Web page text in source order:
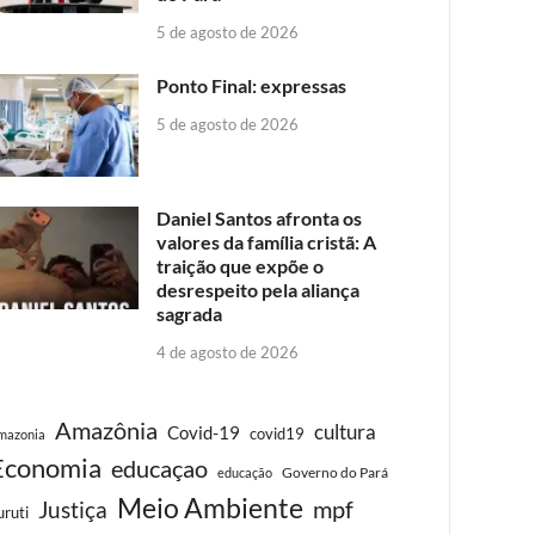
5 de agosto de 2026
Ponto Final: expressas
5 de agosto de 2026
Daniel Santos afronta os
valores da família cristã: A
traição que expõe o
desrespeito pela aliança
sagrada
4 de agosto de 2026
Amazônia Covid-19 covid19 cultura
educaçao educação Governo do Pará
Justiça Meio Ambiente mpf